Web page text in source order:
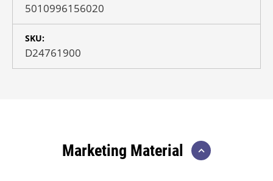
5010996156020
SKU:
D24761900
Marketing Material